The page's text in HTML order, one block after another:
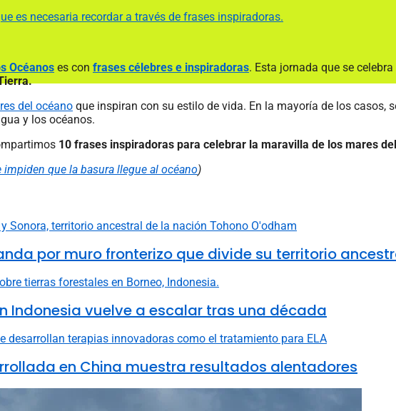
es necesaria recordar a través de frases inspiradoras.
Océanos es con frases célebres e inspiradoras. Esta jornada que se
del océano que inspiran con su estilo de vida. En la mayoría de los casos,
y los océanos.
10 frases inspiradoras para celebrar la maravilla de los mares
impiden que la basura llegue al océano)
por muro fronterizo que divide su territorio
Indonesia vuelve a escalar tras una década
en China muestra resultados alentadores